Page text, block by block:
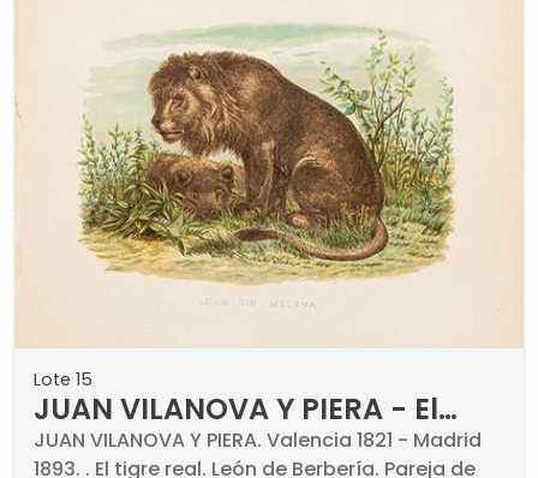
Lote 15
JUAN VILANOVA Y PIERA - El
tigre real
JUAN VILANOVA Y PIERA. Valencia 1821 - Madrid
1893. . El tigre real. León de Berbería. Pareja de